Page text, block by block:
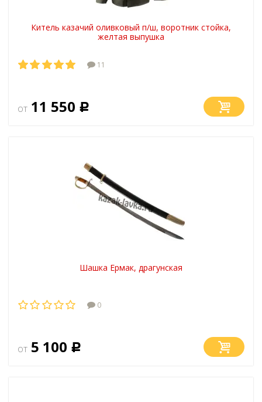
Китель казачий оливковый п/ш, воротник стойка,
желтая выпушка
11
от 11 550 Р
Шашка Ермак, драгунская
0
от 5 100 Р